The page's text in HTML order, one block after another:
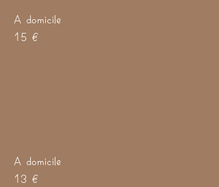
A domicile
15 €
A domicile
13 €